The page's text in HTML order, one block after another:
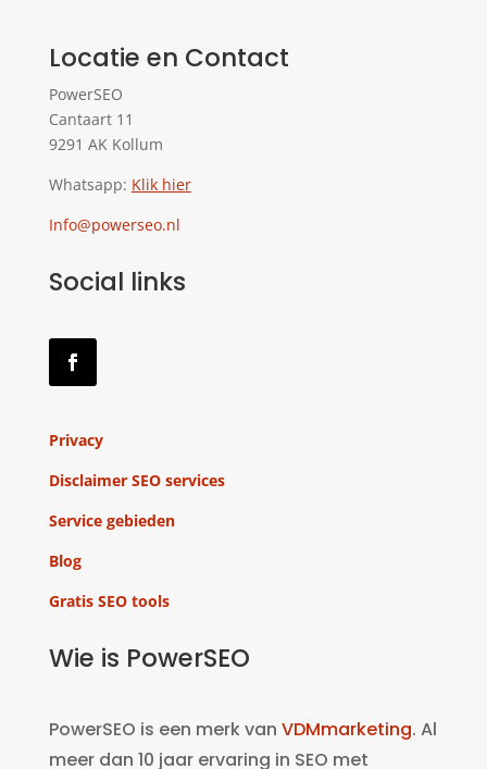
Locatie en Contact
PowerSEO
Cantaart 11
9291 AK Kollum
Whatsapp: Klik hier
Info@powerseo.nl
Social links
Privacy
Disclaimer SEO services
Service gebieden
Blog
Gratis SEO tools
Wie is PowerSEO
PowerSEO is een merk van VDMmarketing. Al
meer dan 10 jaar ervaring in SEO met